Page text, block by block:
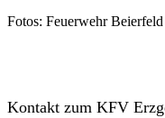
Fotos: Feuerwehr Beierfeld
Kontakt zum KFV